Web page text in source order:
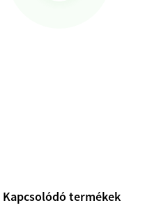
Kapcsolódó termékek